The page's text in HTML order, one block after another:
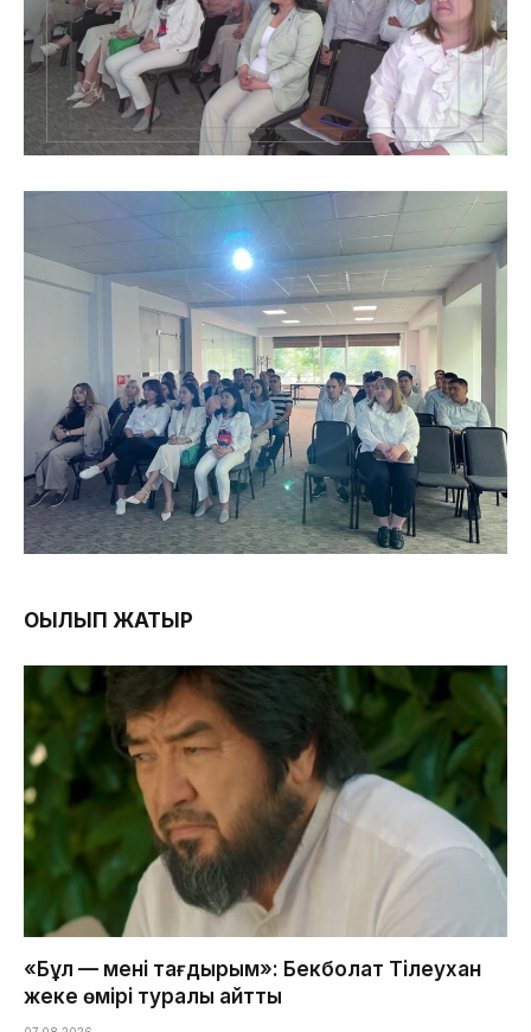
ОҚЫЛЫП ЖАТЫР
«Бұл — менің тағдырым»: Бекболат Тілеухан
жеке өмірі туралы айтты